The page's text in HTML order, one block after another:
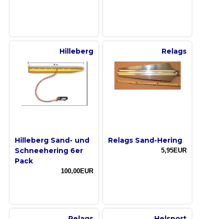
Hilleberg
Hilleberg Sand- und
Schneehering 6er
Pack
100,00EUR
Relags
Relags Sand-Hering
5,95EUR